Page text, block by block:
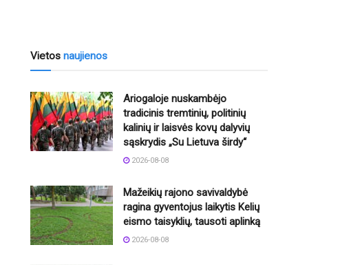
Vietos naujienos
Ariogaloje nuskambėjo
tradicinis tremtinių, politinių
kalinių ir laisvės kovų dalyvių
sąskrydis „Su Lietuva širdy“
2026-08-08
Mažeikių rajono savivaldybė
ragina gyventojus laikytis Kelių
eismo taisyklių, tausoti aplinką
2026-08-08